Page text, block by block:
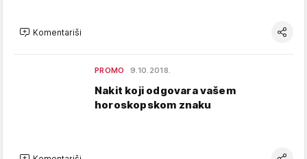
Komentariši
PROMO 9.10.2018.
Nakit koji odgovara vašem
horoskopskom znaku